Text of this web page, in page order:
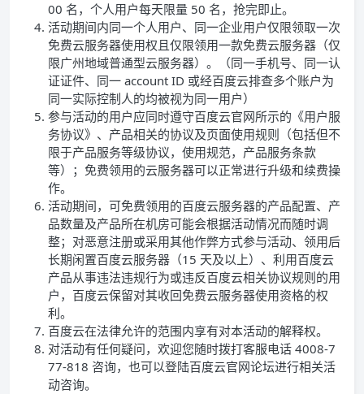
00 名，个人用户每天限量 50 名，抢完即止。
活动期间内同一个人用户、同一企业用户仅限领取一次
免费云服务器使用权且仅限领用一款免费云服务器（仅
限广州地域普通型云服务器）。（同一手机号、同一认
证证件、同一 account ID 或经百度云排查多个账户为
同一实际控制人的均被视为同一用户）
参与活动的用户应同时遵守百度云官网所示的《用户服
务协议》、产品相关的协议及页面使用规则（包括但不
限于产品服务等级协议，使用规范，产品服务条款
等）；免费领用的云服务器可以正常进行升级和续费操
作。
活动期间，可免费领用的百度云服务器的产品配置、产
品数量及产品所在机房可能会根据活动情况而随时调
整；对恶意注册或采用其他作弊方式参与活动、领用后
长期闲置百度云服务器（15 天及以上）、利用百度云
产品从事违法违规行为或违反百度云相关协议规则的用
户，百度云保留对其收回免费云服务器使用资格的权
利。
百度云在法律允许的范围内享有对本活动的解释权。
对活动有任何疑问，欢迎您随时拨打客服电话 4008-7
77-818 咨询，也可以登陆百度云官网论坛进行相关活
动咨询。